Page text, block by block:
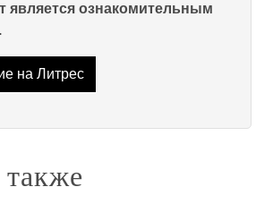
является ознакомительным
на Литрес